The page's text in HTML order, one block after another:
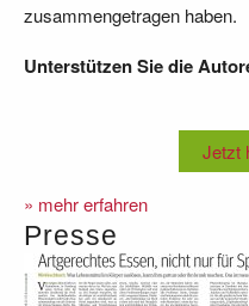
zusammengetragen haben.
Unterstützen Sie die
Jetzt
» mehr erfahren
Presse